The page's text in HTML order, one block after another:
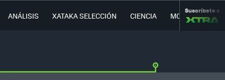
ANÁLISIS XATAKA SELECCIÓN CIENCIA MOVILIDAD
Suscríbete a